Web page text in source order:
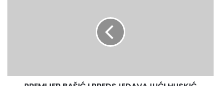
DOBOJSKOG